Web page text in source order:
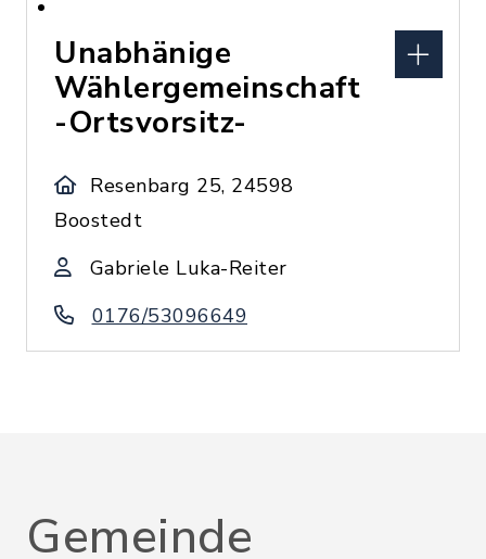
Unabhänige
Wählergemeinschaft
-Ortsvorsitz-
Resenbarg 25, 24598
Boostedt
Gabriele Luka-Reiter
0176/53096649
Gemeinde